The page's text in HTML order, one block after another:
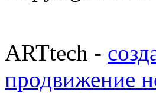
ARTtech -
продвижение